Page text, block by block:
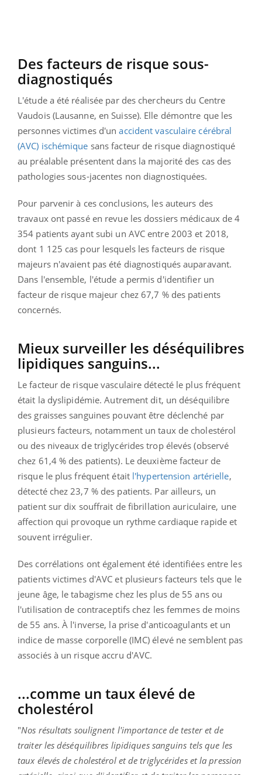
Des facteurs de risque sous-
diagnostiqués
L'étude a été réalisée par des chercheurs du Centre
Vaudois (Lausanne, en Suisse). Elle démontre que les
personnes victimes d'unaccident vasculaire cérébral
(AVC) ischémique sans facteur de risque diagnostiqué
au préalable présentent dans la majorité des cas des
pathologies sous-jacentes non diagnostiquées.
Pour parvenir à ces conclusions, les auteurs des
travaux ont passé en revue les dossiers médicaux de 4
354 patients ayant subi un AVC entre 2003 et 2018,
dont 1 125 cas pour lesquels les facteurs de risque
majeurs n'avaient pas été diagnostiqués auparavant.
Dans l'ensemble, l'étude a permis d'identifier un
facteur de risque majeur chez 67,7 % des patients
concernés.
Mieux surveiller les déséquilibres
lipidiques sanguins...
Le facteur de risque vasculaire détecté le plus fréquent
était la dyslipidémie. Autrement dit, un déséquilibre
des graisses sanguines pouvant être déclenché par
plusieurs facteurs, notamment un taux de cholestérol
ou des niveaux de triglycérides trop élevés (observé
chez 61,4 % des patients). Le deuxième facteur de
risque le plus fréquent était l'hypertension artérielle,
détecté chez 23,7 % des patients. Par ailleurs, un
patient sur dix souffrait de fibrillation auriculaire, une
affection qui provoque un rythme cardiaque rapide et
souvent irrégulier.
Des corrélations ont également été identifiées entre les
patients victimes d'AVC et plusieurs facteurs tels que le
jeune âge, le tabagisme chez les plus de 55 ans ou
l'utilisation de contraceptifs chez les femmes de moins
de 55 ans. À l'inverse, la prise d'anticoagulants et un
indice de masse corporelle (IMC) élevé ne semblent pas
associés à un risque accru d'AVC.
...comme un taux élevé de
cholestérol
"Nos résultats soulignent l'importance de tester et de
traiter les déséquilibres lipidiques sanguins tels que les
taux élevés de cholestérol et de triglycérides et la pression